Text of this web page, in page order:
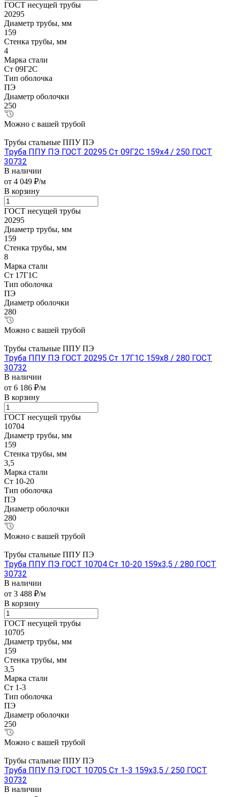
ГОСТ несущей трубы
20295
Диаметр трубы, мм
159
Стенка трубы, мм
4
Марка стали
Ст 09Г2С
Тип оболочка
ПЭ
Диаметр оболочки
250
Можно с вашей трубой
Трубы стальные ППУ ПЭ
Труба ППУ ПЭ ГОСТ 20295 Ст 09Г2С 159x4 / 250 ГОСТ
30732
В наличии
от 4 049 ₽/м
В корзину
ГОСТ несущей трубы
20295
Диаметр трубы, мм
159
Стенка трубы, мм
8
Марка стали
Ст 17Г1С
Тип оболочка
ПЭ
Диаметр оболочки
280
Можно с вашей трубой
Трубы стальные ППУ ПЭ
Труба ППУ ПЭ ГОСТ 20295 Ст 17Г1С 159x8 / 280 ГОСТ
30732
В наличии
от 6 186 ₽/м
В корзину
ГОСТ несущей трубы
10704
Диаметр трубы, мм
159
Стенка трубы, мм
3,5
Марка стали
Ст 10-20
Тип оболочка
ПЭ
Диаметр оболочки
280
Можно с вашей трубой
Трубы стальные ППУ ПЭ
Труба ППУ ПЭ ГОСТ 10704 Ст 10-20 159x3,5 / 280 ГОСТ
30732
В наличии
от 3 488 ₽/м
В корзину
ГОСТ несущей трубы
10705
Диаметр трубы, мм
159
Стенка трубы, мм
3,5
Марка стали
Ст 1-3
Тип оболочка
ПЭ
Диаметр оболочки
250
Можно с вашей трубой
Трубы стальные ППУ ПЭ
Труба ППУ ПЭ ГОСТ 10705 Ст 1-3 159x3,5 / 250 ГОСТ
30732
В наличии